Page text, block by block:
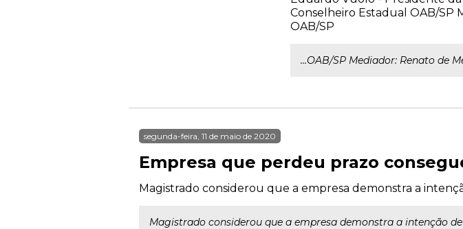
Conselheiro Estadual OAB/SP
OAB/SP
...OAB/SP Mediador: Renato de
segunda-feira, 11 de maio de 2020
Empresa que perdeu prazo
Magistrado considerou que a empresa demonstra a
Magistrado considerou que a empresa demonstra a intenção